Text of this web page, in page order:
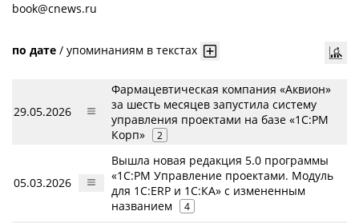
book@cnews.ru
по дате / упоминаниям в текстах
29.05.2026
Фармацевтическая компания «Аквион»
за шесть месяцев запустила систему
управления проектами на базе «1С:РМ
Корп»
2
05.03.2026
Вышла новая редакция 5.0 программы
«1С:PM Управление проектами. Модуль
для 1С:ERP и 1С:КА» с измененным
названием
4